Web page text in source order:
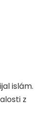
islám.
z